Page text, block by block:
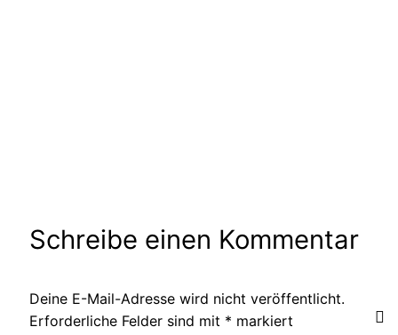
Schreibe einen Kommentar
Deine E-Mail-Adresse wird nicht veröffentlicht.
Erforderliche Felder sind mit * markiert